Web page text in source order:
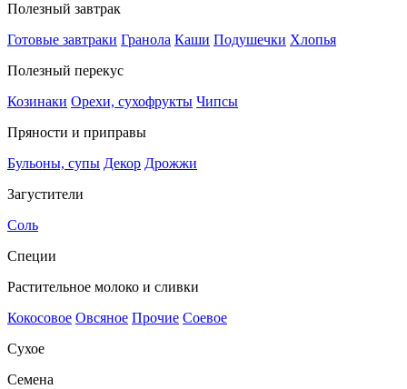
Полезный завтрак
Готовые завтраки Гранола Каши Подушечки Хлопья
Полезный перекус
Козинаки Орехи, сухофрукты Чипсы
Пряности и приправы
Бульоны, супы Декор Дрожжи
Загустители
Соль
Специи
Растительное молоко и сливки
Кокосовое Овсяное Прочие Соевое
Сухое
Семена